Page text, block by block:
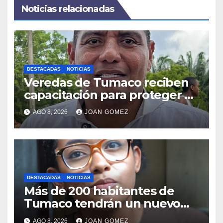
Noticias relacionadas
DESTACADAS NOTICIAS
Veredas de Tumaco reciben
capacitación para proteger el
ambiente
AGO 8, 2026 JOAN GOMEZ
DESTACADAS NOTICIAS
Más de 200 habitantes de
Tumaco tendrán un nuevo
puente palafítico
AGO 8, 2026 JOAN GOMEZ